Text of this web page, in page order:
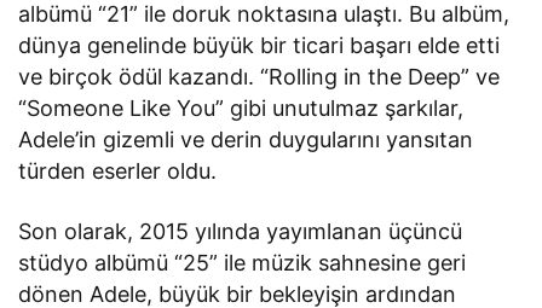
albümü “21” ile doruk noktasına ulaştı. Bu albüm,
dünya genelinde büyük bir ticari başarı elde etti
ve birçok ödül kazandı. “Rolling in the Deep” ve
“Someone Like You” gibi unutulmaz şarkılar,
Adele’in gizemli ve derin duygularını yansıtan
türden eserler oldu.
Son olarak, 2015 yılında yayımlanan üçüncü
stüdyo albümü “25” ile müzik sahnesine geri
dönen Adele, büyük bir bekleyişin ardından